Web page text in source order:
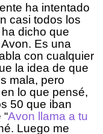
ha intentado
casi todos los
dicho que
Es una
con cualquier
la idea de que
mala, pero
lo que pensé,
50 que iban
Avon llama a tu
Luego me